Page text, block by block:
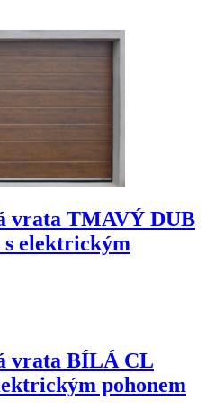
vrata TMAVÝ DUB
s elektrickým
vrata BÍLÁ CL
pohonem